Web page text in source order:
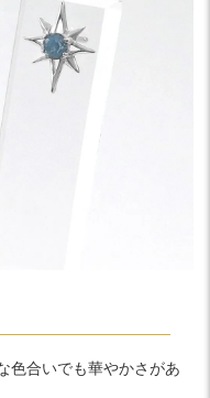
色合いでも華やかさがあ